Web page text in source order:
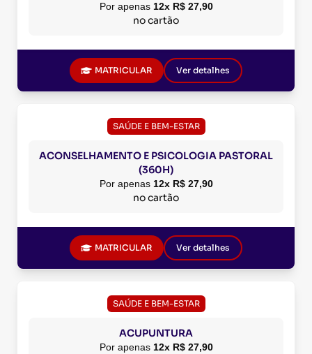
Por apenas 12x R$ 27,90
no cartão
MATRICULAR Ver detalhes
SAÚDE E BEM-ESTAR
ACONSELHAMENTO E PSICOLOGIA PASTORAL
(360H)
Por apenas 12x R$ 27,90
no cartão
MATRICULAR Ver detalhes
SAÚDE E BEM-ESTAR
ACUPUNTURA
Por apenas 12x R$ 27,90